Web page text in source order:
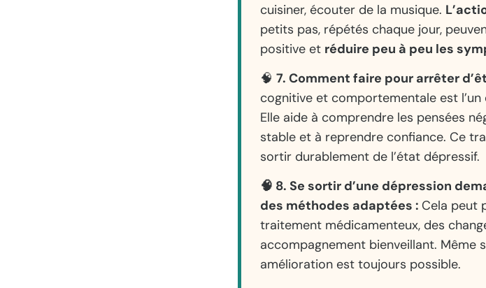
cuisiner, écouter de la musique.
petits pas, répétés chaque jour,
positive et réduire peu à peu les
🧠 7. Comment faire pour arrêter
cognitive et comportementale est
Elle aide à comprendre les pensées
stable et à reprendre confiance. Ce
sortir durablement de l’état dépressif.
🧠 8. Se sortir d’une dépression
des méthodes adaptées : Cela peut
traitement médicamenteux, des
accompagnement bienveillant. Même
amélioration est toujours possible.